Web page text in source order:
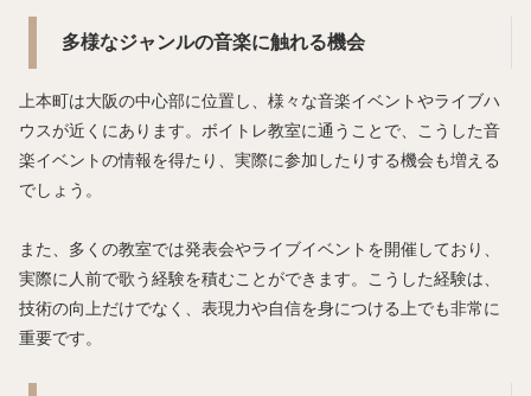
多様なジャンルの音楽に触れる機会
上本町は大阪の中心部に位置し、様々な音楽イベントやライブハ
ウスが近くにあります。ボイトレ教室に通うことで、こうした音
楽イベントの情報を得たり、実際に参加したりする機会も増える
でしょう。
また、多くの教室では発表会やライブイベントを開催しており、
実際に人前で歌う経験を積むことができます。こうした経験は、
技術の向上だけでなく、表現力や自信を身につける上でも非常に
重要です。